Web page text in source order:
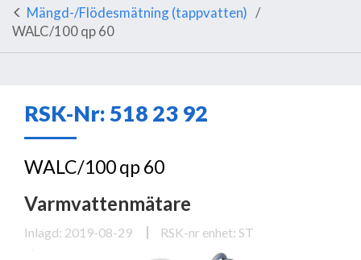
Mängd-/Flödesmätning (tappvatten)
WALC/100 qp 60
RSK-Nr: 518 23 92
WALC/100 qp 60
Varmvattenmätare
Inlagd: 2019-08-29 RSK-nr enhet: ST